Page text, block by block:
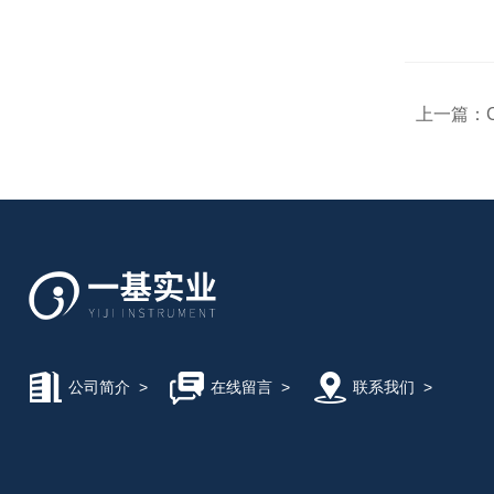
上一篇：
公司简介 > 在线留言> 联系我们 >